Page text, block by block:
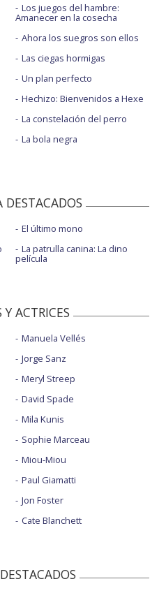
Los juegos del hambre:
Amanecer en la cosecha
Ahora los suegros son ellos
Las ciegas hormigas
Un plan perfecto
Hechizo: Bienvenidos a Hexe
La constelación del perro
La bola negra
DESTACADOS
El último mono
La patrulla canina: La dino
película
Y ACTRICES
Manuela Vellés
Jorge Sanz
Meryl Streep
David Spade
Mila Kunis
Sophie Marceau
Miou-Miou
Paul Giamatti
Jon Foster
Cate Blanchett